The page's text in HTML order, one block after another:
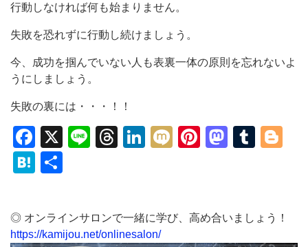
行動しなければ何も始まりません。
失敗を恐れずに行動し続けましょう。
今、成功を掴んでいない人も表裏一体の原則を忘れないよ
うにしましょう。
失敗の裏には・・・！！
Facebook
X LineThreads
LinkedIn
MixiPinterest
Hatena
◎ オンラインサロンで一緒に学び、高め合いましょう！
https://kamijou.net/onlinesalon/